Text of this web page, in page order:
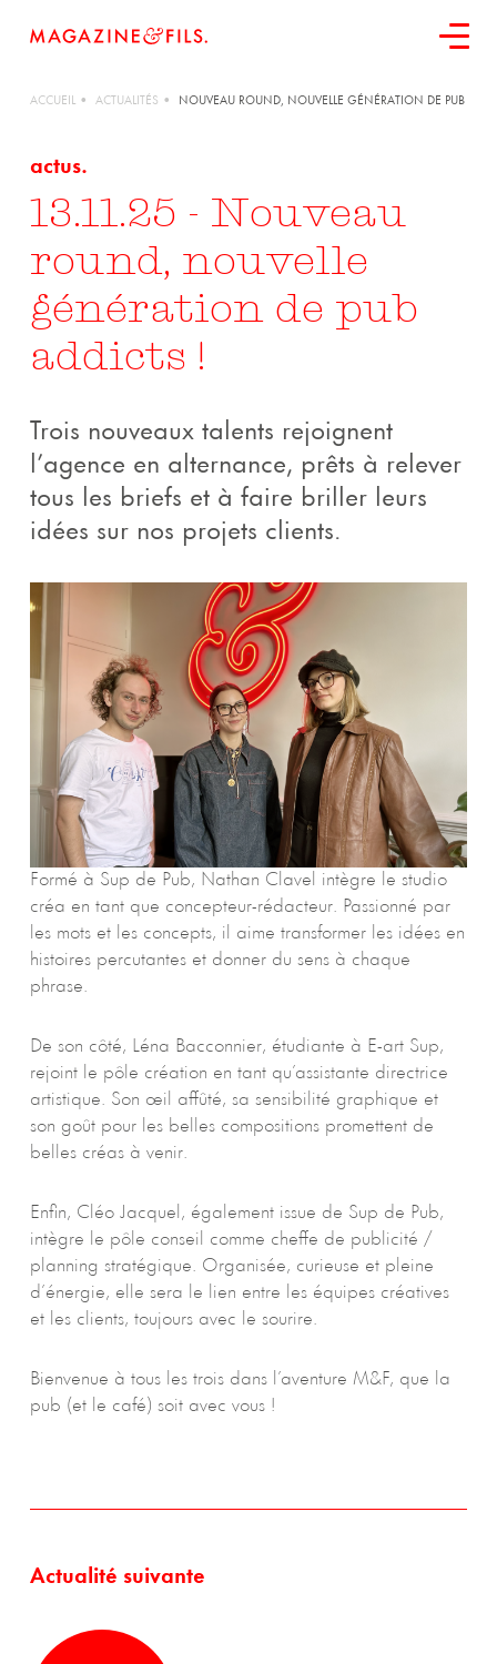
contactez-nous
ACCUEIL ACTUALITÉS NOUVEAU ROUND, NOUVELLE GÉNÉRATION DE PUB
actus.
13.11.25 - Nouveau
round, nouvelle
génération de pub
addicts !
Trois nouveaux talents rejoignent
l’agence en alternance, prêts à relever
tous les briefs et à faire briller leurs
idées sur nos projets clients.
Formé à Sup de Pub, Nathan Clavel intègre le studio
créa en tant que concepteur-rédacteur. Passionné par
les mots et les concepts, il aime transformer les idées en
histoires percutantes et donner du sens à chaque
phrase.
De son côté, Léna Bacconnier, étudiante à E-art Sup,
rejoint le pôle création en tant qu’assistante directrice
artistique. Son œil affûté, sa sensibilité graphique et
son goût pour les belles compositions promettent de
belles créas à venir.
Enfin, Cléo Jacquel, également issue de Sup de Pub,
intègre le pôle conseil comme cheffe de publicité /
planning stratégique. Organisée, curieuse et pleine
d’énergie, elle sera le lien entre les équipes créatives
et les clients, toujours avec le sourire.
Bienvenue à tous les trois dans l’aventure M&F, que la
pub (et le café) soit avec vous !
Actualité suivante